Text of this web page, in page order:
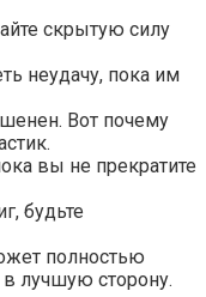
скрытую силу
неудачу, пока им
Вот почему
вы не прекратите
будьте
полностью
лучшую сторону.